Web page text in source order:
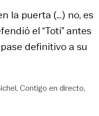
la puerta (…) no, es
el “Toti” antes
definitivo a su
Contigo en directo